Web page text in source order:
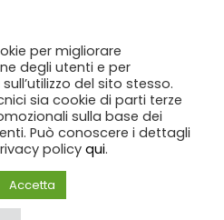
nel liceo occupato: le
danni
Ferrari da
il tentativo di
scoperto al porto
Via Rabolini, 13 Milano - P.IVA
per migliorare
degli utenti e per
del sito stesso.
sia cookie di parti terze
sulla base dei
Può conoscere i dettagli
policy qui.
Accetta